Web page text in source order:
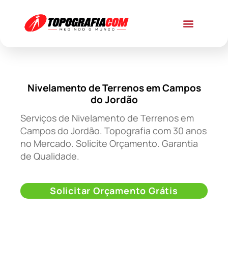
Nivelamento de Terrenos em Campos
do Jordão
Serviços de Nivelamento de Terrenos em
Campos do Jordão. Topografia com 30 anos
no Mercado. Solicite Orçamento. Garantia
de Qualidade.
Solicitar Orçamento Grátis